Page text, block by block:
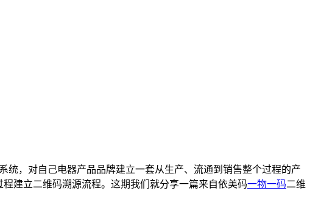
，对自己电器产品品牌建立一套从生产、流通到销售整个过程的产
建立二维码溯源流程。这期我们就分享一篇来自依美码一物一码二维